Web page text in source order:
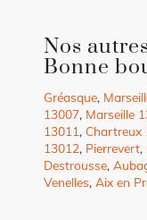
Nos
Bonne
Gréasque,
13007, Marseille
13011 , Chartreux
13012, Pierrevert,
Destrousse,
Venelles, Aix en